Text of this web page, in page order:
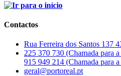
Contactos
Rua Ferreira dos Santos 137
225 370 730 (Chamada para
915 949 214 (Chamada para
geral@portoreal.pt